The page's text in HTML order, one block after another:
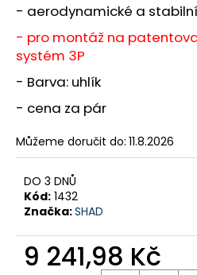
- aerodynamické a stabilní
- pro montáž na
systém 3P
- Barva: uhlík
- cena za pár
Můžeme doručit do: 11.8.2026
DO 3 DNŮ
Kód: 1432
Značka:SHAD
9 241,98 Kč
u
č
u
j
e
m
1050/1090/1190
'13-
'19
ADVENTURE
(R)
CRUISE
KIT